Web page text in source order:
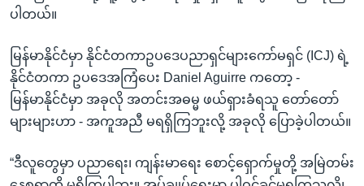
ပါတယ်။
မြန်မာနိုင်ငံမှာ နိုင်ငံတကာဥပဒေပညာရှင်များကော်မရှင် (ICJ) ရဲ့
နိုင်ငံတကာ ဥပဒေအကြံပေး Daniel Aguirre ကတော့ -
မြန်မာနိုင်ငံမှာ အခုလို အတင်းအဓမ္မ ဖယ်ရှားခံရသူ တော်တော်
များများဟာ - အကူအညီ မရရှိကြဘူးလို့ အခုလို ပြောခဲ့ပါတယ်။
“ဒီလူတွေမှာ ပညာရေး၊ ကျန်းမာရေး စောင့်ရှောက်မှုတို့ အမြဲတမ်း